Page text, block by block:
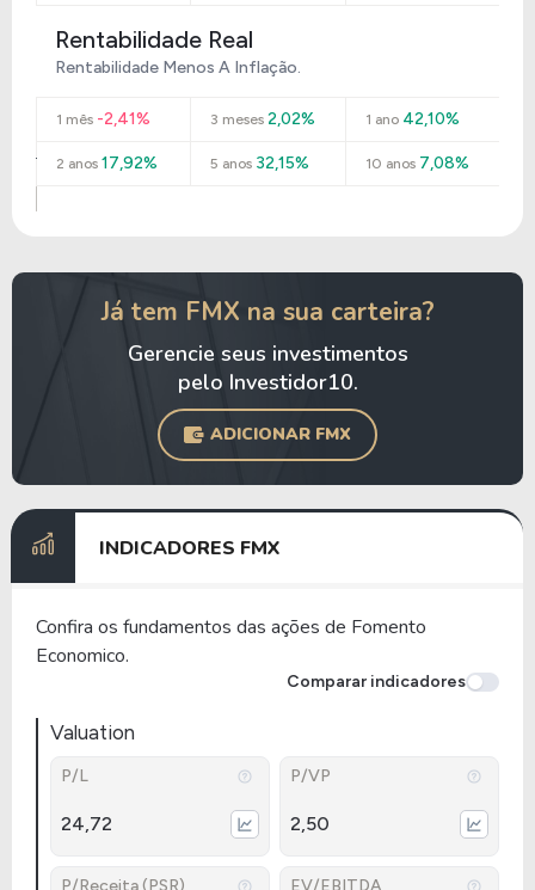
Rentabilidade Real
Rentabilidade Menos A Inflação.
1 mês -2,41% 3 meses 2,02% 1 ano42,10%
2 anos 17,92% 5 anos 32,15% 10 anos7,08%
Já tem FMX na sua carteira?
Gerencie seus investimentos
pelo Investidor10.
ADICIONAR FMX
INDICADORES FMX
Confira os fundamentos das ações de Fomento
Economico.
Comparar indicadores
Valuation
P/L
24,72
P/VP
2,50
P/Receita (PSR) EV/EBITDA